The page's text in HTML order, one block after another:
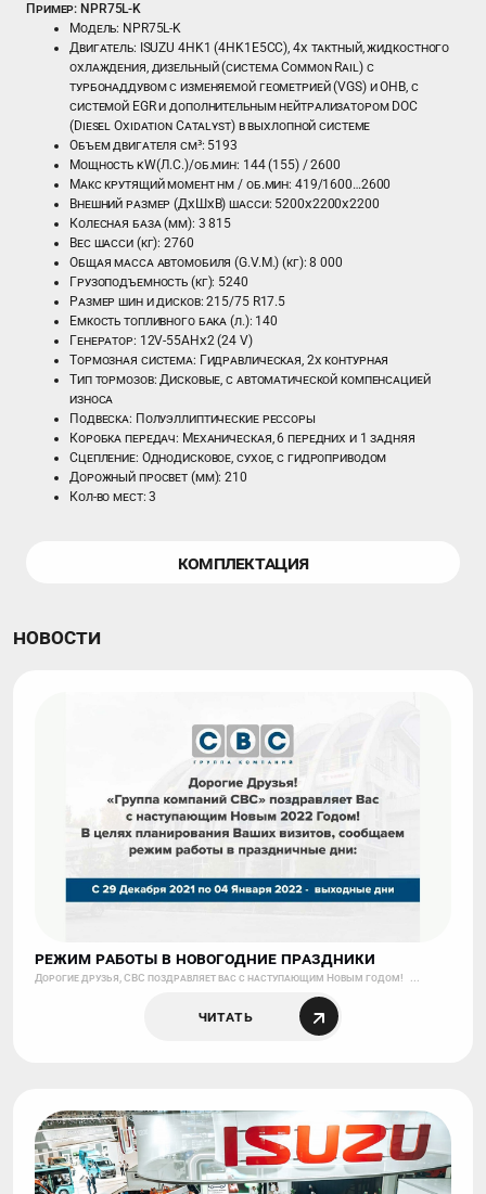
Пример: NPR75L-K
Модель: NPR75L-K
Двигатель: ISUZU 4HK1 (4HK1E5CC), 4х тактный, жидкостного
охлаждения, дизельный (система Common Rail) с
турбонаддувом с изменяемой геометрией (VGS) и ОНВ, с
системой EGR и дополнительным нейтрализатором DOC
(Diesel Oxidation Catalyst) в выхлопной системе
Объем двигателя см³: 5193
Мощность kW(Л.С.)/об.мин: 144 (155) / 2600
Maкс крутящий момент нм / об.мин: 419/1600…2600
Внешний размер (ДхШхВ) шасси: 5200х2200х2200
Колесная база (мм): 3 815
Вес шасси (кг): 2760
Общая масса автомобиля (G.V.M.) (кг): 8 000
Грузоподъемность (кг): 5240
Размер шин и дисков: 215/75 R17.5
Емкость топливного бака (л.): 140
Генератор: 12V-55AHx2 (24 V)
Тормозная система: Гидравлическая, 2х контурная
Тип тормозов: Дисковые, с автоматической компенсацией
износа
Подвеска: Полуэллиптические рессоры
Коробка передач: Механическая, 6 передних и 1 задняя
Сцепление: Однодисковое, сухое, с гидроприводом
Дорожный просвет (мм): 210
Кол-во мест: 3
КОМПЛЕКТАЦИЯ
Новости
РЕЖИМ РАБОТЫ В НОВОГОДНИЕ ПРАЗДНИКИ
Дорогие друзья, СВС поздравляет вас с наступающим Новым годом! ...
Читать